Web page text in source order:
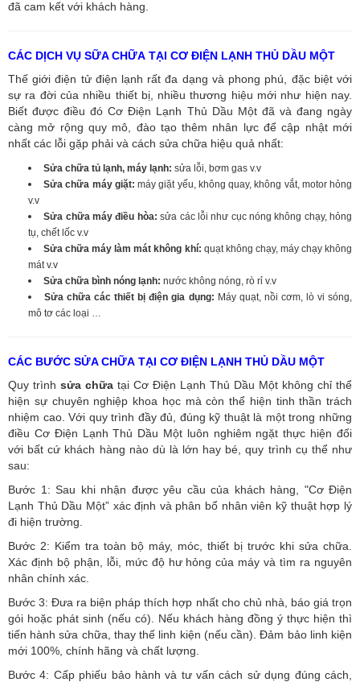
đã cam kết với khách hàng.
CÁC DỊCH VỤ SỮA CHỮA TẠI CƠ ĐIỆN LẠNH THỦ DẦU MỘT
Thế giới điện tử điện lạnh rất đa dạng và phong phú, đặc biệt với
sự ra đời của nhiều thiết bị, nhiều thương hiệu mới như hiện nay.
Biết được điều đó Cơ Điện Lạnh Thủ Dầu Một đã và đang ngày
càng mở rộng quy mô, đào tạo thêm nhân lực để cập nhật mới
nhất các lỗi gặp phải và cách sửa chữa hiệu quả nhất:
Sửa chữa tủ lạnh, máy lạnh: sửa lỗi, bơm gas v.v
Sửa chữa máy giặt:máy giặt yếu, không quay, không vắt, motor hỏng
v.v
Sửa chữa máy điều hòa: sửa các lỗi như cục nóng không chạy, hỏng
tụ, chết lốc v.v
Sửa chữa máy làm mát không khí: quạt không chạy, máy chạy không
mát v.v
Sửa chữa bình nóng lạnh: nước không nóng, rò rỉ v.v
Sửa chữa các thiết bị điện gia dụng: Máy quạt, nồi cơm, lò vi sóng,
mô tơ các loại …
CÁC BƯỚC SỬA CHỮA TẠI CƠ ĐIỆN LẠNH THỦ DẦU MỘT
Quy trình sửa chữa tại Cơ Điện Lạnh Thủ Dầu Một không chỉ thể
hiện sự chuyên nghiệp khoa học mà còn thể hiện tinh thần trách
nhiệm cao. Với quy trình đầy đủ, đúng kỹ thuật là một trong những
điều Cơ Điện Lạnh Thủ Dầu Một luôn nghiêm ngặt thực hiện đối
với bất cứ khách hàng nào dù là lớn hay bé, quy trình cụ thể như
sau:
Bước 1: Sau khi nhận được yêu cầu của khách hàng, "Cơ Điện
Lạnh Thủ Dầu Một” xác định và phân bổ nhân viên kỹ thuật hợp lý
đi hiện trường.
Bước 2: Kiểm tra toàn bộ máy, móc, thiết bị trước khi sửa chữa.
Xác định bộ phận, lỗi, mức độ hư hỏng của máy và tìm ra nguyên
nhân chính xác.
Bước 3: Đưa ra biện pháp thích hợp nhất cho chủ nhà, báo giá trọn
gói hoặc phát sinh (nếu có). Nếu khách hàng đồng ý thực hiện thì
tiến hành sửa chữa, thay thế linh kiện (nếu cần). Đảm bảo linh kiện
mới 100%, chính hãng và chất lượng.
Bước 4: Cấp phiếu bảo hành và tư vấn cách sử dụng đúng cách,